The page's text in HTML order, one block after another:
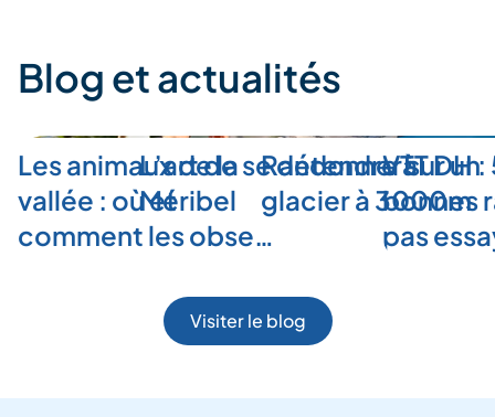
Blog et actualités
Les animaux de la
vallée : où et
comment les obse…
L’art de se détendre à
Méribel
Randonner sur un
glacier à 3000m
VTT DH
bonnes
pas
Visiter le blog